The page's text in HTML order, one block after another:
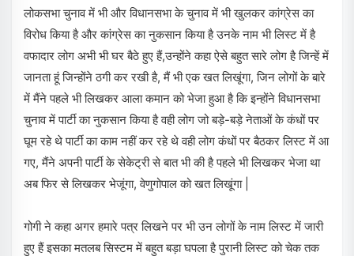
लोकसभा चुनाव में भी और विधानसभा के चुनाव में भी खुलकर कांग्रेस का
विरोध किया है और कांग्रेस का नुकसान किया है उनके नाम भी लिस्ट में है
वफादार लोग अभी भी घर बैठे हुए हैं,उन्होंने कहा ऐसे बहुत सारे लोग है जिन्हें में
जानता हूं जिन्होंने ठगी कर रखी है, मैं भी एक खत लिखूंगा, जिन लोगों के बारे
में मैंने पहले भी लिखकर आला कमान को भेजा हुआ है कि इन्होंने विधानसभा
चुनाव में पार्टी का नुकसान किया है वही लोग जो बड़े-बड़े नेताओं के कंधों पर
घूम रहे थे पार्टी का काम नहीं कर रहे थे वही लोग कंधों पर बैठकर लिस्ट में आ
गए, मैंने अपनी पार्टी के सेकेट्री से बात भी की है पहले भी लिखकर भेजा था
अब फिर से लिखकर भेजूंगा, वेणुगोपाल को खत लिखूंगा |
गोगी ने कहा अगर हमारे पत्र लिखने पर भी उन लोगों के नाम लिस्ट में जारी
हुए हैं इसका मतलब सिस्टम में बहुत बड़ा घपला है पुरानी लिस्ट को चेक तक